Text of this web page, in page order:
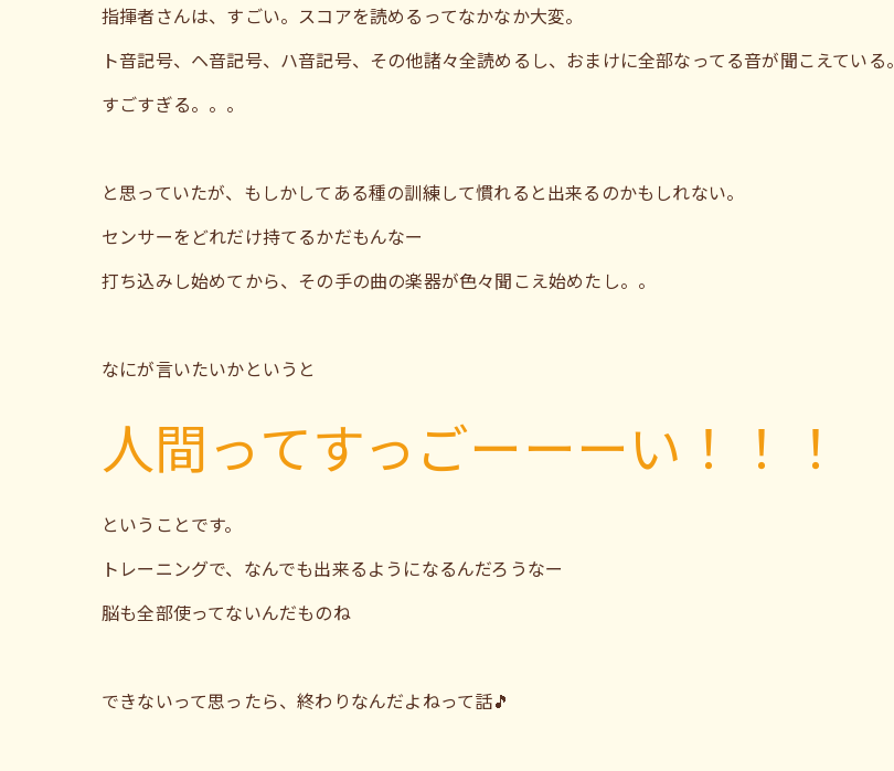
指揮者さんは、すごい。スコアを読めるってなかなか大変。
ト音記号、ヘ音記号、ハ音記号、その他諸々全読めるし、おまけに全部なってる音が聞こえている。
すごすぎる。。。
と思っていたが、もしかしてある種の訓練して慣れると出来るのかもしれない。
センサーをどれだけ持てるかだもんなー
打ち込みし始めてから、その手の曲の楽器が色々聞こえ始めたし。。
なにが言いたいかというと
人間ってすっごーーーい！！！
ということです。
トレーニングで、なんでも出来るようになるんだろうなー
脳も全部使ってないんだものね
できないって思ったら、終わりなんだよねって話🎵